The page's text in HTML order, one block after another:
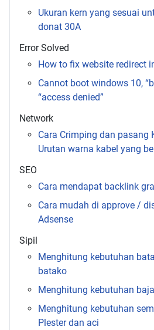
Ukuran kern yang sesuai
donat 30A
Error Solved
How to fix website redirect
Cannot boot windows 10,
“access denied”
Network
Cara Crimping dan pasang
Urutan warna kabel yang
SEO
Cara mendapat backlink
Cara mudah di approve /
Adsense
Sipil
Menghitung kebutuhan
batako
Menghitung kebutuhan
Menghitung kebutuhan
Plester dan aci